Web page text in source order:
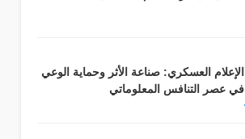
الإعلام العسكري: صناعة الأثر وحماية الوعي
في عصر التنافس المعلوماتي